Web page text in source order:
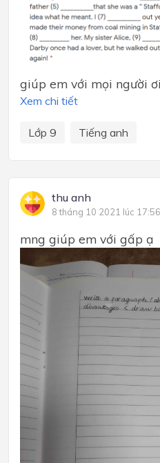
giúp em với mọi người
Xem chi tiết
Lớp 9 Tiếng anh
thu anh
8 tháng 10 2021 lúc 17:56
mng giúp em với gấp ạ